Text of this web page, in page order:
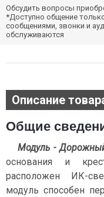
Обсудить вопросы
*Доступно общение
сообщениями, звонки и
обслуживаются
Описание
Общие
Модуль -
основания и
расположен ИК-
модуль способен